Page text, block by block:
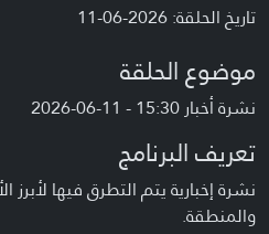
تاريخ الحلقة: 2026-06-11
موضوع الحلقة
نشرة أخبار 15:30 - 11-06-2026
تعريف البرنامج
نشرة إخبارية يتم التطرق فيها
والمنطقة.